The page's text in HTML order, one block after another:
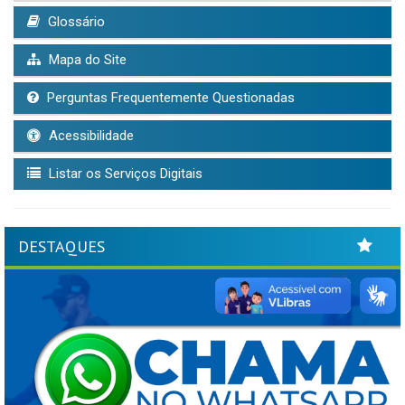
Glossário
Mapa do Site
Perguntas Frequentemente Questionadas
Acessibilidade
Listar os Serviços Digitais
DESTAQUES